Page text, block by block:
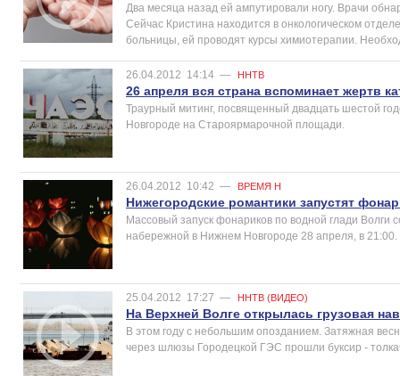
Два месяца назад ей ампутировали ногу. Врачи
Сейчас Кристина находится в онкологическом
больницы, ей проводят курсы химиотерапии.
26.04.2012 14:14 — ННТВ
26 апреля вся страна вспоминает жертв
Траурный митинг, посвященный двадцать шестой
Новгороде на Староярмарочной площади.
26.04.2012 10:42 — ВРЕМЯ Н
Нижегородские романтики запустят
Массовый запуск фонариков по водной глади Волги
набережной в Нижнем Новгороде 28 апреля, в 21:00.
25.04.2012 17:27 — ННТВ (ВИДЕО)
На Верхней Волге открылась грузовая
В этом году с небольшим опозданием. Затяжная
через шлюзы Городецкой ГЭС прошли буксир -